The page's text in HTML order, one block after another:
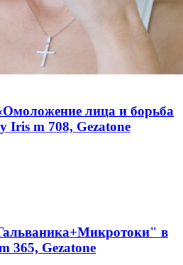
лица и борьба
Iris m 708, Gezatone
в
365, Gezatone